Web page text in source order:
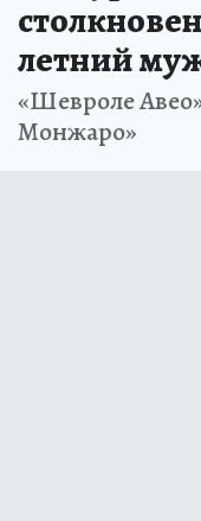
летний
«Шевроле
Монжаро»